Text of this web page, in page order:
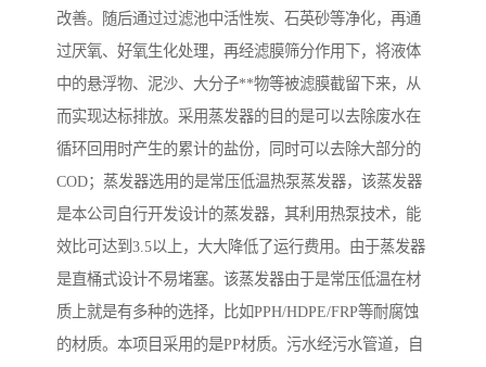
改善。随后通过过滤池中活性炭、石英砂等净化，再通
过厌氧、好氧生化处理，再经滤膜筛分作用下，将液体
中的悬浮物、泥沙、大分子**物等被滤膜截留下来，从
而实现达标排放。采用蒸发器的目的是可以去除废水在
循环回用时产生的累计的盐份，同时可以去除大部分的
COD；蒸发器选用的是常压低温热泵蒸发器，该蒸发器
是本公司自行开发设计的蒸发器，其利用热泵技术，能
效比可达到3.5以上，大大降低了运行费用。由于蒸发器
是直桶式设计不易堵塞。该蒸发器由于是常压低温在材
质上就是有多种的选择，比如PPH/HDPE/FRP等耐腐蚀
的材质。本项目采用的是PP材质。污水经污水管道，自
净水设备反渗透 奶制品加工污水处理设备
喷漆污水处理设备 污水处理设备设备生产厂
家
屠宰场一体化污水处设备
生产厂家
餐厨垃圾污水处理设备
洗车污水处理设备 变电站污水处理设备
熟食厂污水处理设备 美容院一体化污水处理设
备
汽车污水处理设备 你猜生活污水处理设备
农村生活污水处理设备 玻璃钢污水处理设备